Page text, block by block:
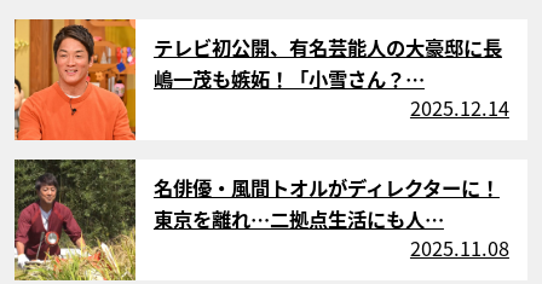
サムネイル
テレビ初公開、有名芸能人の大豪邸に長
嶋一茂も嫉妬！「小雪さん？…
2025.12.14
サムネイル
名俳優・風間トオルがディレクターに！
東京を離れ…二拠点生活にも人…
2025.11.08